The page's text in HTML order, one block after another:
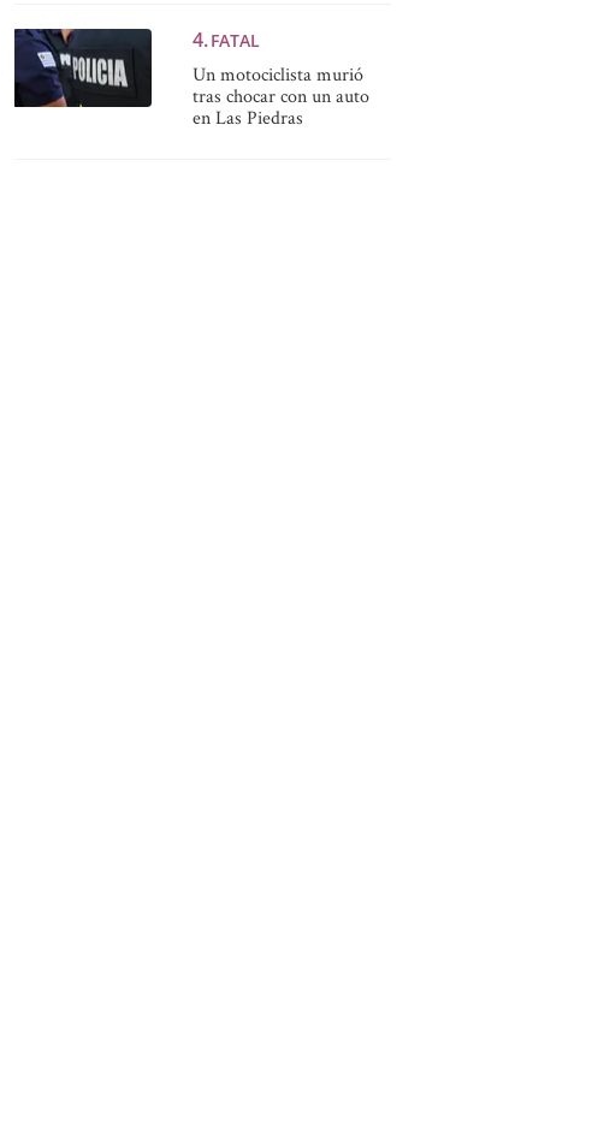
FATAL
Un motociclista murió
tras chocar con un auto
en Las Piedras